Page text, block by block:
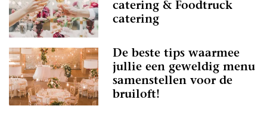
catering & Foodtruck
catering
De beste tips waarmee
jullie een geweldig menu
samenstellen voor de
bruiloft!